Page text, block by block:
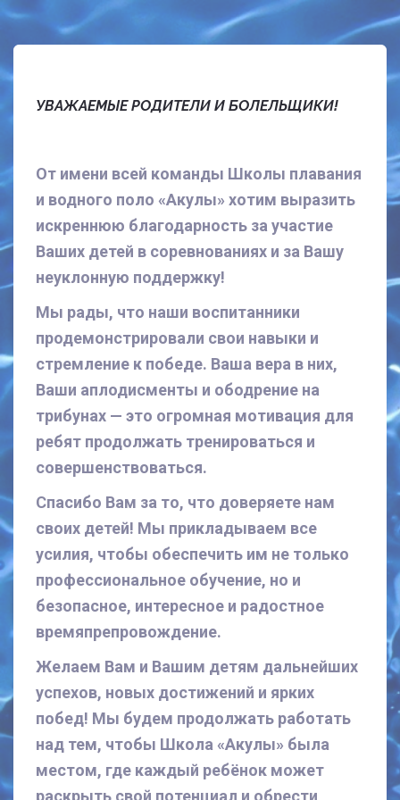
УВАЖАЕМЫЕ РОДИТЕЛИ И БОЛЕЛЬЩИКИ!
От имени всей команды Школы плавания
и водного поло «Акулы» хотим выразить
искреннюю благодарность за участие
Ваших детей в соревнованиях и за Вашу
неуклонную поддержку!
Мы рады, что наши воспитанники
продемонстрировали свои навыки и
стремление к победе. Ваша вера в них,
Ваши аплодисменты и ободрение на
трибунах — это огромная мотивация для
ребят продолжать тренироваться и
совершенствоваться.
Спасибо Вам за то, что доверяете нам
своих детей! Мы прикладываем все
усилия, чтобы обеспечить им не только
профессиональное обучение, но и
безопасное, интересное и радостное
времяпрепровождение.
Желаем Вам и Вашим детям дальнейших
успехов, новых достижений и ярких
побед! Мы будем продолжать работать
над тем, чтобы Школа «Акулы» была
местом, где каждый ребёнок может
раскрыть свой потенциал и обрести